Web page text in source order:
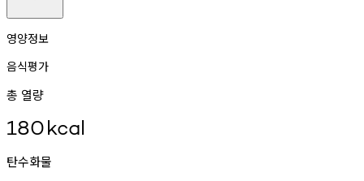
영양정보
음식평가
총 열량
180kcal
탄수화물